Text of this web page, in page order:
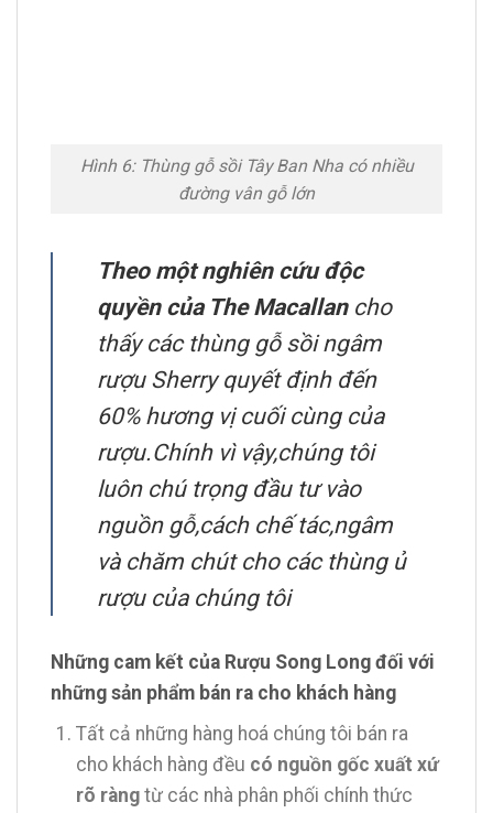
Hình 6: Thùng gỗ sồi Tây Ban Nha có nhiều
đường vân gỗ lớn
Theo một nghiên cứu độc
quyền của The Macallancho
thấy các thùng gỗ sồi ngâm
rượu Sherry quyết định đến
60% hương vị cuối cùng của
rượu.Chính vì vậy,chúng tôi
luôn chú trọng đầu tư vào
nguồn gỗ,cách chế tác,ngâm
và chăm chút cho các thùng ủ
rượu của chúng tôi
Những cam kết của Rượu Song Long đối với
những sản phẩm bán ra cho khách hàng
Tất cả những hàng hoá chúng tôi bán ra
cho khách hàng đều có nguồn gốc xuất xứ
rõ ràngtừ các nhà phân phối chính thức